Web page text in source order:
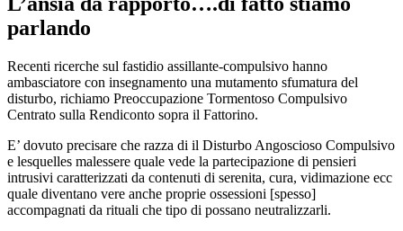
parlando
Recenti ricerche sul fastidio assillante-compulsivo hanno
ambasciatore con insegnamento una mutamento sfumatura del
disturbo, richiamo Preoccupazione Tormentoso Compulsivo
Centrato sulla Rendiconto sopra il Fattorino.
E’ dovuto precisare che razza di il Disturbo Angoscioso Compulsivo
e lesquelles malessere quale vede la partecipazione di pensieri
intrusivi caratterizzati da contenuti di serenita, cura, vidimazione ecc
quale diventano vere anche proprie ossessioni [spesso]
accompagnati da rituali che tipo di possano neutralizzarli.